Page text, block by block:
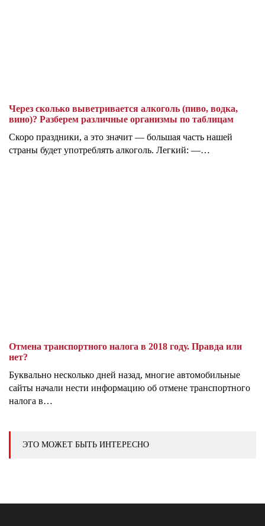
Через сколько выветривается алкоголь (пиво, водка,
вино)? Разберем различные организмы по таблицам
Скоро праздники, а это значит — большая часть нашей
страны будет употреблять алкоголь. Легкий: —…
Отмена транспортного налога в 2018 году. Правда или
нет?
Буквально несколько дней назад, многие автомобильные
сайты начали нести информацию об отмене транспортного
налога в…
ЭТО МОЖЕТ БЫТЬ ИНТЕРЕСНО